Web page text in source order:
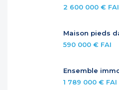
2 600 000 € FAI
590 000 € FAI
1 789 000 € FAI